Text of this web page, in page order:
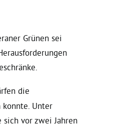
Grünen sei
die
Unter
vor zwei Jahren